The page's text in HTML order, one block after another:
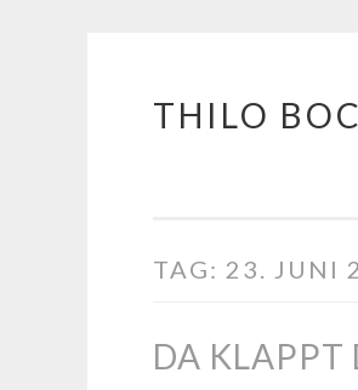
Springe
THILO
TAG: 23. JUNI
DA KLAPPT